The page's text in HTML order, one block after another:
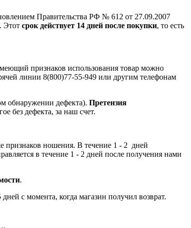
Правительства РФ № 612 от 27.09.2007
Этот срок действует 14 дней после покупки, то есть
признаков использования товар можно
линии 8(800)77-55-949 или другим телефонам
обнаружении дефекта). Претензия
без дефекта, за наш счет.
признаков ношения. В течение 1 - 2 дней
в течение 1 - 2 дней после получения нами
.
с момента, когда магазин получил возврат.